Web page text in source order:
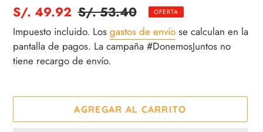
Precio
de
venta
S/. 49.92 Precio
habitual
S/. 53.40 OFERTA
Impuesto incluido. Los gastos de envío se calculan en la
pantalla de pagos. La campaña #DonemosJuntos no
tiene recargo de envío.
AGREGAR AL CARRITO